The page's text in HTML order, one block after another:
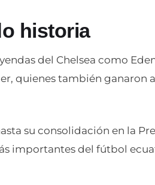
historia
del Chelsea como
quienes también ganaron
su consolidación en la
importantes del fútbol